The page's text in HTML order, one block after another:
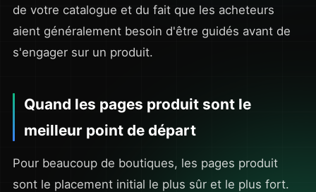
de votre catalogue et du fait que les acheteurs
aient généralement besoin d'être guidés avant de
s'engager sur un produit.
Quand les pages produit sont le
meilleur point de départ
Pour beaucoup de boutiques, les pages produit
sont le placement initial le plus sûr et le plus fort.